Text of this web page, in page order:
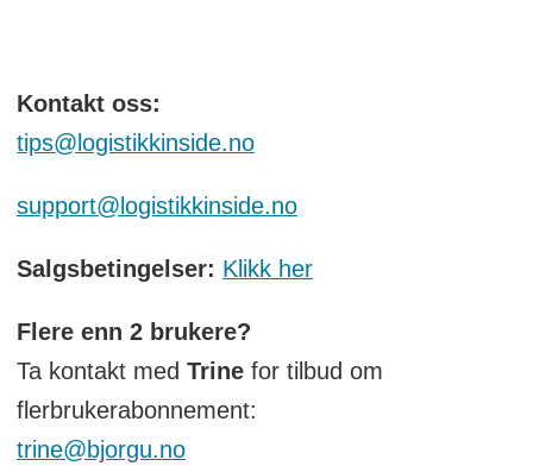
Kontakt oss:
tips@logistikkinside.no
support@logistikkinside.no
Salgsbetingelser: Klikk her
Flere enn 2 brukere?
Ta kontakt med Trinefor tilbud om
flerbrukerabonnement:
trine@bjorgu.no